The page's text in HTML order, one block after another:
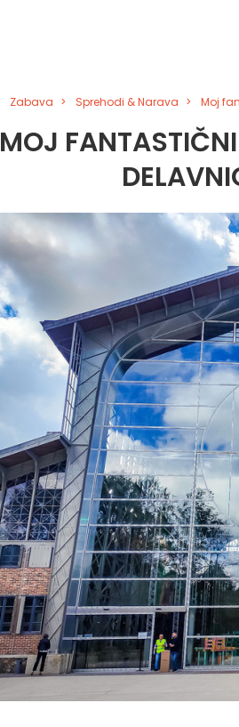
Zabava Sprehodi & Narava Moj
MOJ